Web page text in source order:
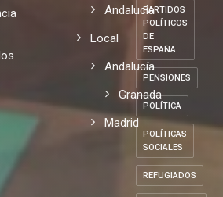
Andalucia
Local
Andalucía
Granada
Madrid
PARTIDOS
POLÍTICOS
DE
ESPAÑA
PENSIONES
POLÍTICA
POLÍTICAS
SOCIALES
REFUGIADOS